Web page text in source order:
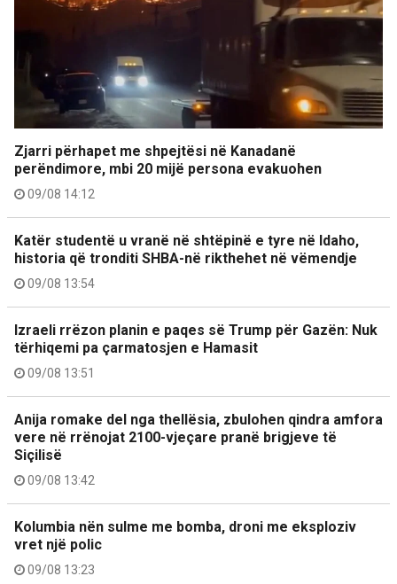
Zjarri përhapet me shpejtësi në Kanadanë
perëndimore, mbi 20 mijë persona evakuohen
09/08 14:12
Katër studentë u vranë në shtëpinë e tyre në Idaho,
historia që tronditi SHBA-në rikthehet në vëmendje
09/08 13:54
Izraeli rrëzon planin e paqes së Trump për Gazën: Nuk
tërhiqemi pa çarmatosjen e Hamasit
09/08 13:51
Anija romake del nga thellësia, zbulohen qindra amfora
vere në rrënojat 2100-vjeçare pranë brigjeve të
Siçilisë
09/08 13:42
Kolumbia nën sulme me bomba, droni me eksploziv
vret një polic
09/08 13:23